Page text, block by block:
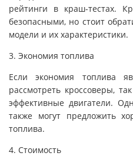
рейтинги в краш-тестах.
безопасными, но стоит
модели и их характеристики.
3. Экономия топлива
Если экономия топлива
рассмотреть кроссоверы,
эффективные двигатели.
также могут предложить
топлива.
4. Стоимость